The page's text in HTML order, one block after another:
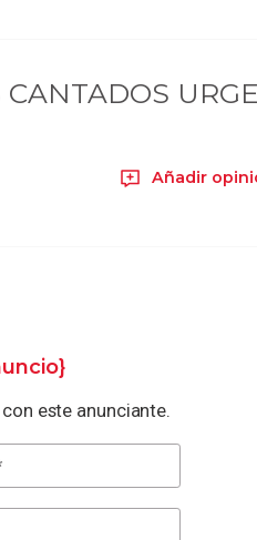
Añadir
este anunciante.